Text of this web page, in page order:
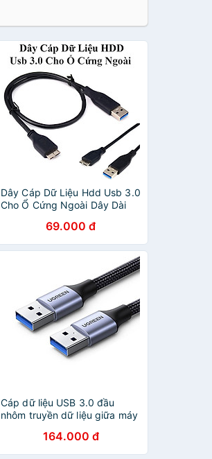
Dây Cáp Dữ Liệu Hdd Usb 3.0
Cho Ổ Cứng Ngoài Dây Dài
69.000 đ
Cáp dữ liệu USB 3.0 đầu
nhôm truyền dữ liệu giữa máy
2mUgreen 80791 - Hàng
chính hãng
164.000 đ